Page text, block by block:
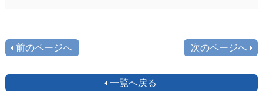
前のページへ 次のページへ
一覧へ戻る